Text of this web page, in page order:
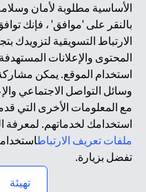
الأساسية مطلوبة لأمان
بالنقر على 'موافق' ، فإنك
الارتباط التسويقية لتزويدك
المحتوى والإعلانات
استخدام الموقع. يمكن
وسائل التواصل الاجتماعي
مع المعلومات الأخرى التي
استخدامك لخدماتهم. لمعرفة
ملفات تعريف الارتباط
تفضل بزيارة.
تهيئة
سيتي بنك إن. إيه. الإمارات
الإمارات في دبي، و1002019
فرع سيتي بنك إن إيه -
الإمارات العربية المتحدة
سيتي بنك إن إيه الإمارات
الاستشارات المالية والتعريف
20200000097 ب)